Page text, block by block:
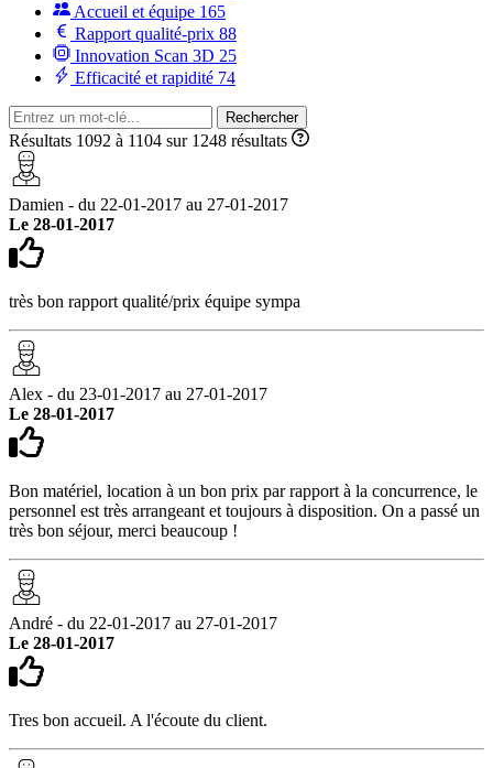
Accueil et équipe 165
Rapport qualité-prix 88
Innovation Scan 3D 25
Efficacité et rapidité 74
Rechercher
Résultats 1092 à 1104 sur 1248 résultats
Damien - du 22-01-2017 au 27-01-2017
Le 28-01-2017
très bon rapport qualité/prix équipe sympa
Alex - du 23-01-2017 au 27-01-2017
Le 28-01-2017
Bon matériel, location à un bon prix par rapport à la concurrence, le
personnel est très arrangeant et toujours à disposition. On a passé un
très bon séjour, merci beaucoup !
André - du 22-01-2017 au 27-01-2017
Le 28-01-2017
Tres bon accueil. A l'écoute du client.